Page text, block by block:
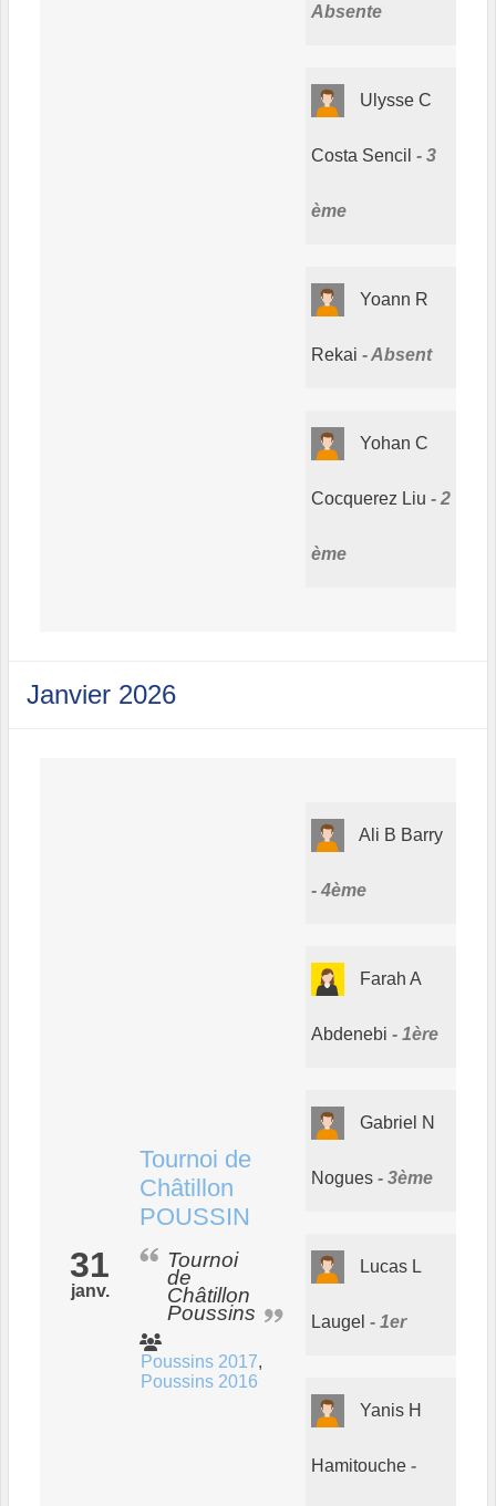
Absente
Ulysse C
Costa Sencil 3
ème
Yoann R
Rekai Absent
Yohan C
Cocquerez Liu 2
ème
Janvier 2026
31
janv.
Tournoi de
Châtillon
POUSSIN
Tournoi
de
Châtillon
Poussins
Poussins 2017
Poussins 2016
Ali B Barry
4ème
Farah A
Abdenebi 1ère
Gabriel N
Nogues 3ème
Lucas L
Laugel 1er
Yanis H
Hamitouche